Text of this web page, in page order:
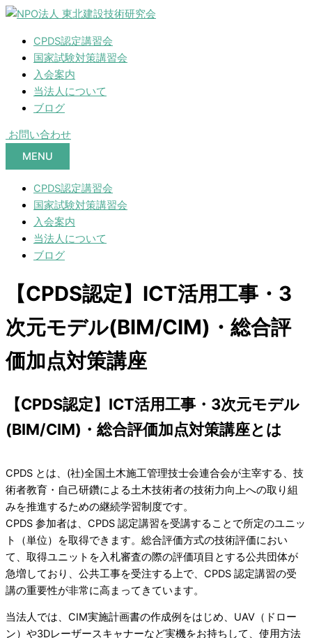
CPDS認定講習会
国家試験対策講習会
入会案内
当法人について
ブログ
お問い合わせ
MENU
CPDS認定講習会
国家試験対策講習会
入会案内
当法人について
ブログ
【CPDS認定】ICT活用工事・3
次元モデル(BIM/CIM)・総合評
価加点対策講座
【CPDS認定】ICT活用工事・3次元モデル
(BIM/CIM)・総合評価加点対策講座とは
CPDS とは、(社)全国土木施工管理技士会連合会が主宰する、技
術者教育・自己研鑽による土木技術者の技術力向上への取り組
みを推進するための継続学習制度です。
CPDS 参加者は、CPDS 認定講習を受講することで所定のユニッ
ト（単位）を取得できます。総合評価方式の技術評価におい
て、取得ユニットを入札審査の際の評価項目とする公共団体が
急増しており、公共工事を受注する上で、CPDS 認定講習の受
講の重要性が非常に高まってきています。
当法人では、CIM実施計画書の作成例をはじめ、UAV（ドロー
ン）や3Dレーザースキャナーなど実機をお持ちして、使用方法